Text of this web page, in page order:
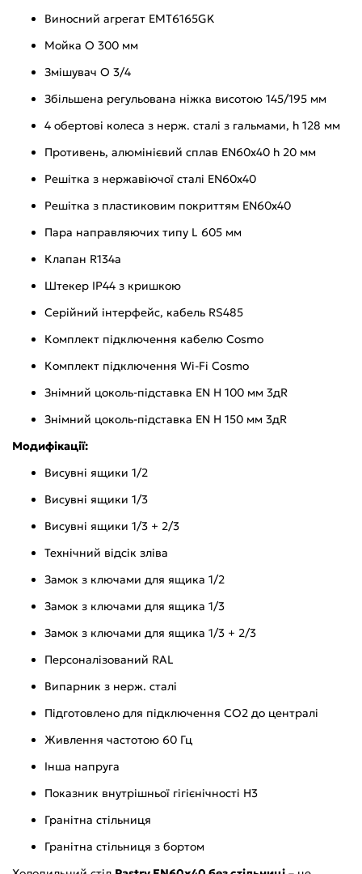
Виносний агрегат EMT6165GK
Мойка O 300 мм
Змішувач O 3/4
Збільшена регульована ніжка висотою 145/195 мм
4 обертові колеса з нерж. сталі з гальмами, h 128 мм
Противень, алюмінієвий сплав EN60x40 h 20 мм
Решітка з нержавіючої сталі EN60х40
Решітка з пластиковим покриттям EN60x40
Пара направляючих типу L 605 мм
Клапан R134a
Штекер IP44 з кришкою
Серійний інтерфейс, кабель RS485
Комплект підключення кабелю Cosmo
Комплект підключення Wi-Fi Cosmo
Знімний цоколь-підставка EN H 100 мм 3дR
Знімний цоколь-підставка EN H 150 мм 3дR
Модифікації:
Висувні ящики 1/2
Висувні ящики 1/3
Висувні ящики 1/3 + 2/3
Технічний відсік зліва
Замок з ключами для ящика 1/2
Замок з ключами для ящика 1/3
Замок з ключами для ящика 1/3 + 2/3
Персоналізований RAL
Випарник з нерж. сталі
Підготовлено для підключення CO2 до централі
Живлення частотою 60 Гц
Інша напруга
Показник внутрішньої гігієнічності Н3
Гранітна стільниця
Гранітна стільниця з бортом